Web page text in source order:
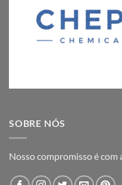
SOBRE NÓS
Nosso compromisso é com